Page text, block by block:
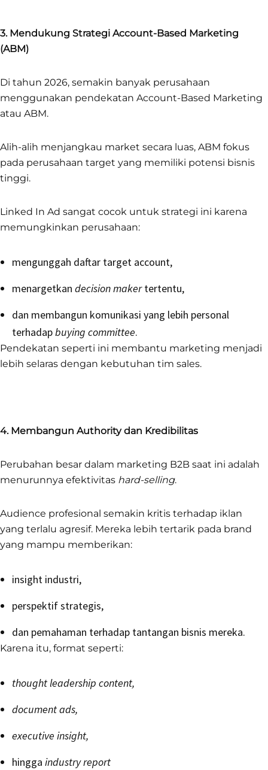
3. Mendukung Strategi Account-Based Marketing
(ABM)
Di tahun 2026, semakin banyak perusahaan
menggunakan pendekatan Account-Based Marketing
atau ABM.
Alih-alih menjangkau market secara luas, ABM fokus
pada perusahaan target yang memiliki potensi bisnis
tinggi.
Linked In Ad sangat cocok untuk strategi ini karena
memungkinkan perusahaan:
mengunggah daftar target account,
menargetkan decision makertertentu,
dan membangun komunikasi yang lebih personal
terhadapbuying committee.
Pendekatan seperti ini membantu marketing menjadi
lebih selaras dengan kebutuhan tim sales.
4. Membangun Authority dan Kredibilitas
Perubahan besar dalam marketing B2B saat ini adalah
menurunnya efektivitas hard-selling.
Audience profesional semakin kritis terhadap iklan
yang terlalu agresif. Mereka lebih tertarik pada brand
yang mampu memberikan:
insight industri,
perspektif strategis,
dan pemahaman terhadap tantangan bisnis mereka.
Karena itu, format seperti:
thought leadership content,
document ads,
executive insight,
hingga industry report